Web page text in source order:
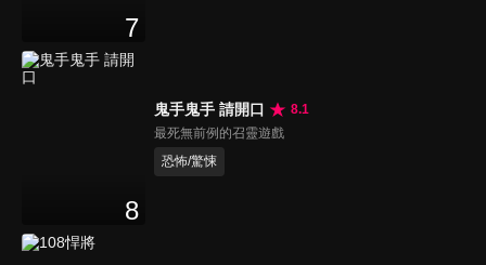
7
8
鬼手鬼手 請開口
8.1
最死無前例的召靈遊戲
恐怖/驚悚